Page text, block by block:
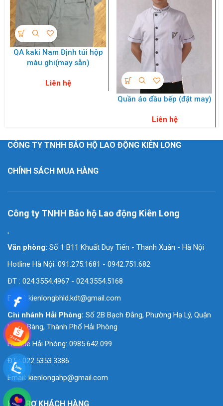
QA kaki Nam Định túi hộp
màu ghi(may sẵn)
Liên hệ
Quần áo đầu bếp (đặt may)
Liên hệ
CÔNG TY TNHH BẢO HỘ LAO ĐỘNG KIÊN LONG
CHÍNH SÁCH MUA HÀNG
Công ty TNHH Bảo hộ Lao động Kiên Long
'
Văn phòng: Số 1 B11 Khuất Duy Tiến - Thanh Xuân - Hà Nội
Hotline Hà Nội: 091.275.1681 - 0942.751.682
ĐT : 024.3554.4967 - 024.3554.5168
Email: kienlongbhld.kdt@gmail.com
Chi nhánh Hải Phòng: Số 2B Bạch Đằng, Phường Hạ Lý, Quận
Hồng Bàng, Thành Phố Hải Phòng
Hotline Hải Phòng: 0985.642.099
ĐT : 022.5353.3386
Email:kienlongahp@gmail.com
HỖ TRỢ KHÁCH HÀNG